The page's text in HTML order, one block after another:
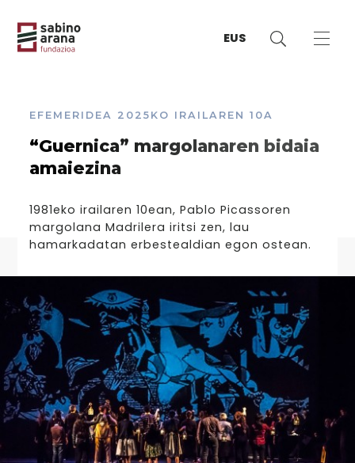
EUS
EFEMERIDEA 2025KO IRAILAREN 10A
“Guernica” margolanaren bidaia
amaiezina
1981eko irailaren 10ean, Pablo Picassoren
margolana Madrilera iritsi zen, lau
hamarkadatan erbestealdian egon ostean.